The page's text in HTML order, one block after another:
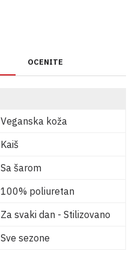
OCENITE
Veganska koža
Kaiš
Sa šarom
100% poliuretan
Za svaki dan - Stilizovano
Sve sezone